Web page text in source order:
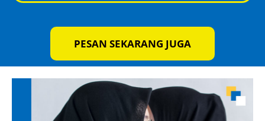
PESAN SEKARANG JUGA